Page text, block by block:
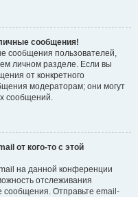
сообщения!
сообщения пользователей,
личном разделе. Если вы
от конкретного
модераторам; они могут
сообщений.
от кого-то с этой
на данной конференции
отслеживания
Отправьте email-